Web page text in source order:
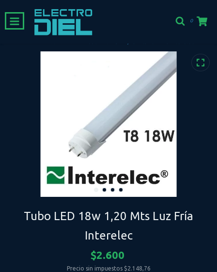
0
Tubo LED 18w 1,20 Mts Luz Fría
Interelec
$2.600
Precio sin impuestos $2.148,76